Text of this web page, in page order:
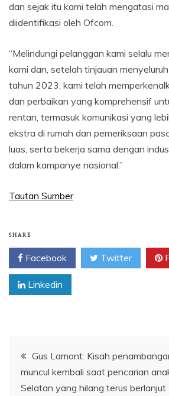
dan sejak itu kami telah mengatasi
diidentifikasi oleh Ofcom.
“Melindungi pelanggan kami selalu
kami dan, setelah tinjauan
tahun 2023, kami telah
dan perbaikan yang komprehensif
rentan, termasuk komunikasi yang
ekstra di rumah dan pemeriksaan
luas, serta bekerja sama dengan
dalam kampanye nasional.”
Tautan Sumber
SHARE
Facebook Twitter
Linkedin
Navigasi
pos
Gus Lamont: Kisah
muncul kembali saat pencarian
Selatan yang hilang terus berlanjut